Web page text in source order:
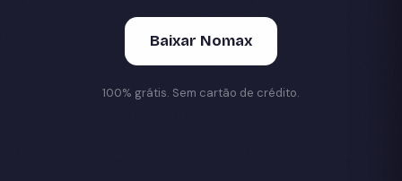
Baixar Nomax
100% grátis. Sem cartão de crédito.